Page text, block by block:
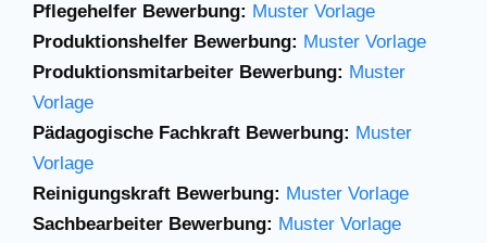
Pflegehelfer Bewerbung: Muster Vorlage
Produktionshelfer Bewerbung: Muster Vorlage
Produktionsmitarbeiter Bewerbung: Muster
Vorlage
Pädagogische Fachkraft Bewerbung: Muster
Vorlage
Reinigungskraft Bewerbung: Muster Vorlage
Sachbearbeiter Bewerbung: Muster Vorlage